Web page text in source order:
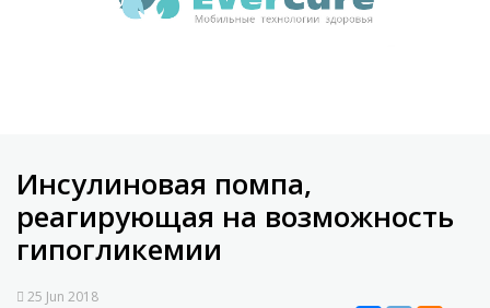
Инсулиновая помпа,
реагирующая на возможность
гипогликемии
25 Jun 2018